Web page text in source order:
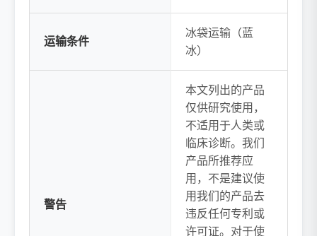
运输条件
冰袋运输（蓝
冰）
警告
本文列出的产品
仅供研究使用，
不适用于人类或
临床诊断。我们
产品所推荐应
用，不是建议使
用我们的产品去
违反任何专利或
许可证。对于使